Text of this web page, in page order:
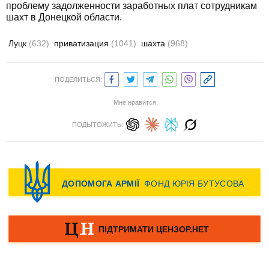
проблему задолженности заработных плат сотрудникам
шахт в Донецкой области.
Луцк (632) приватизация (1041) шахта (968)
ПОДЕЛИТЬСЯ:
Мне нравится
ПОДЫТОЖИТЬ: